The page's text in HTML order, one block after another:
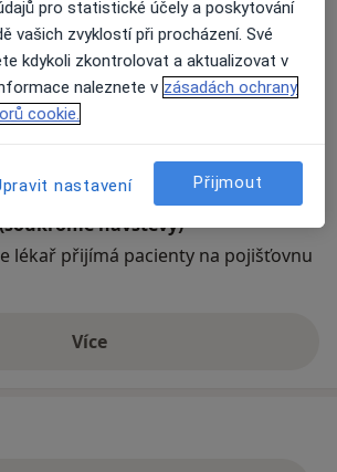
Přiblížit mapuse otevře v nové záložce
kalendář není aktivní
návštěvy)
lékař přijímá pacienty na pojišťovnu
Víceo adrese
pro statistické účely a poskytování
vašich zvyklostí při procházení. Své
kdykoli zkontrolovat a aktualizovat v
naleznete v zásadách ochrany
cookie.
nastavení Přijmout